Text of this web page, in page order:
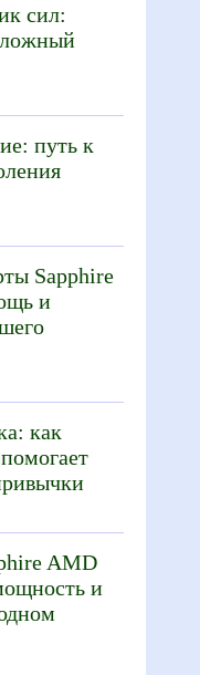
сил:
путь к
Sapphire
и
как
AMD
и